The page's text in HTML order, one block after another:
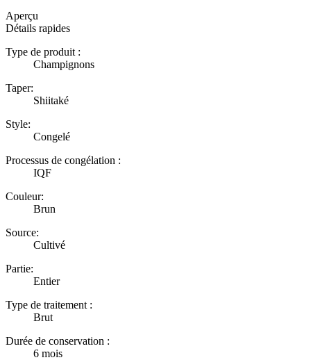
Aperçu
Détails rapides
Type de produit :
Champignons
Taper:
Shiitaké
Style:
Congelé
Processus de congélation :
IQF
Couleur:
Brun
Source:
Cultivé
Partie:
Entier
Type de traitement :
Brut
Durée de conservation :
6 mois